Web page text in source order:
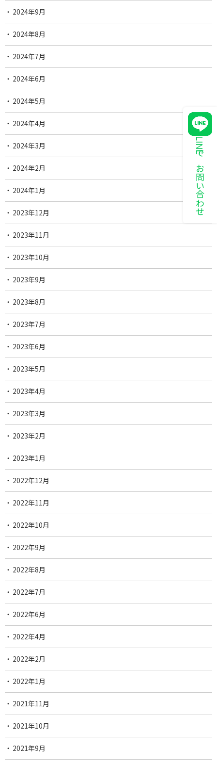
LINEでお問い合わせ
2024年9月
2024年8月
2024年7月
2024年6月
2024年5月
2024年4月
2024年3月
2024年2月
2024年1月
2023年12月
2023年11月
2023年10月
2023年9月
2023年8月
2023年7月
2023年6月
2023年5月
2023年4月
2023年3月
2023年2月
2023年1月
2022年12月
2022年11月
2022年10月
2022年9月
2022年8月
2022年7月
2022年6月
2022年4月
2022年2月
2022年1月
2021年11月
2021年10月
2021年9月